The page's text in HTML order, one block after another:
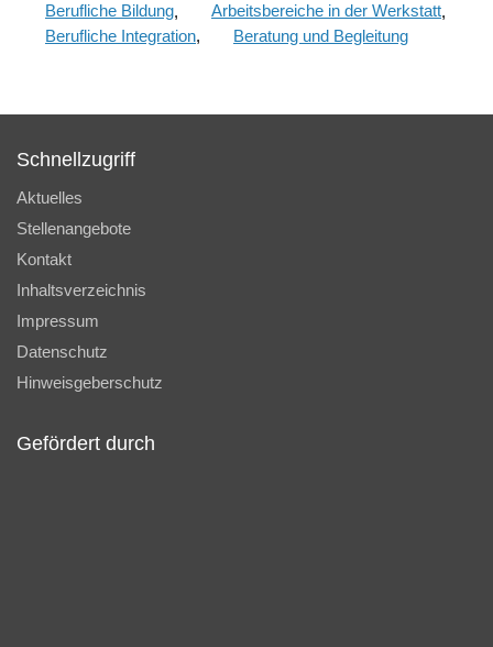
Berufliche Bildung, Arbeitsbereiche in der Werkstatt,
Berufliche Integration, Beratung und Begleitung
Schnellzugriff
Aktuelles
Stellenangebote
Kontakt
Inhaltsverzeichnis
Impressum
Datenschutz
Hinweisgeberschutz
Gefördert durch